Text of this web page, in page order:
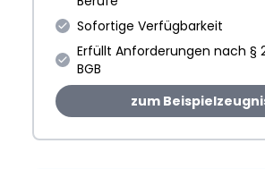
Sofortige Verfügbarkeit
Erfüllt Anforderungen nach §
BGB
zum